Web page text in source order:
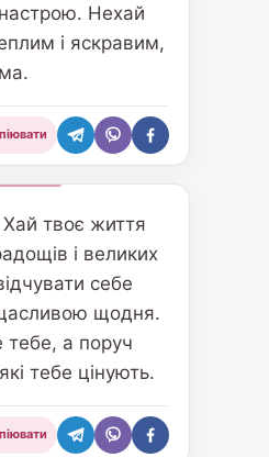
Нехай
і яскравим,
твоє життя
і великих
себе
щодня.
а поруч
тебе цінують.